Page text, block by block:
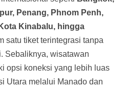
Penang, Phnom Penh,
Kinabalu, hingga
satu tiket terintegrasi tanpa
Sebaliknya, wisatawan
opsi koneksi yang lebih luas
Utara melalui Manado dan